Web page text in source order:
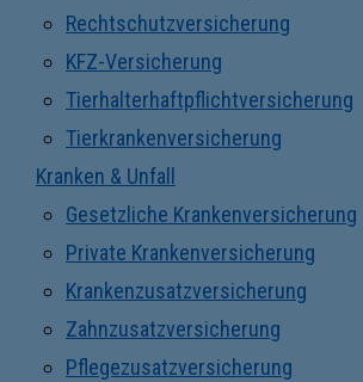
Rechtschutzversicherung
KFZ-Versicherung
Tierhalterhaftpflichtversicherung
Tierkrankenversicherung
Kranken & Unfall
Gesetzliche Krankenversicherung
Private Krankenversicherung
Krankenzusatzversicherung
Zahnzusatzversicherung
Pflegezusatzversicherung